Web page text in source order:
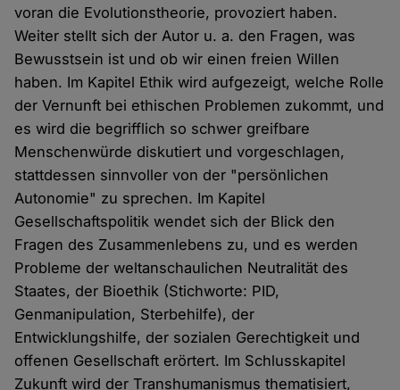
voran die Evolutionstheorie, provoziert haben.
Weiter stellt sich der Autor u. a. den Fragen, was
Bewusstsein ist und ob wir einen freien Willen
haben. Im Kapitel Ethik wird aufgezeigt, welche Rolle
der Vernunft bei ethischen Problemen zukommt, und
es wird die begrifflich so schwer greifbare
Menschenwürde diskutiert und vorgeschlagen,
stattdessen sinnvoller von der "persönlichen
Autonomie" zu sprechen. Im Kapitel
Gesellschaftspolitik wendet sich der Blick den
Fragen des Zusammenlebens zu, und es werden
Probleme der weltanschaulichen Neutralität des
Staates, der Bioethik (Stichworte: PID,
Genmanipulation, Sterbehilfe), der
Entwicklungshilfe, der sozialen Gerechtigkeit und
offenen Gesellschaft erörtert. Im Schlusskapitel
Zukunft wird der Transhumanismus thematisiert,